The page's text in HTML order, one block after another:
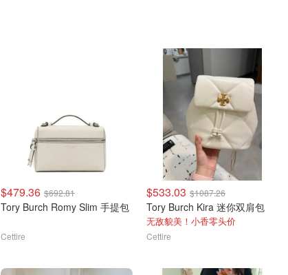
$479.36 $692.81
Tory Burch Romy Slim 手提包
Cettire
$533.03 $1087.26
Tory Burch Kira 迷你双肩包
无敌貌美！小香零头价
Cettire